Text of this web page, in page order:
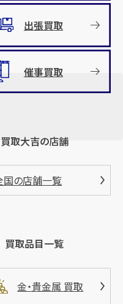
出張買取
催事買取
買取大吉の店舗
国の店舗一覧
買取品目一覧
金・貴金属 買取